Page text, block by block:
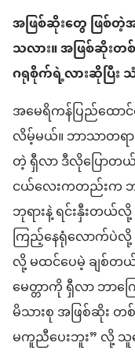
အဖြစ်ဆိုးတွေ ဖြစ်တဲ့
သလား။ အဖြစ်ဆို
ဂရုစိုက်ရဲ့လားဆိုပြီး
အမေရိကန်ပြည်ထောင်
လိမ့်မယ်။ ဘာသာတရား
တဲ့ ရှီလာ ဒီလိုပြောတ
ငယ်လေးကတည်းက ဘု
ဘုရားနဲ့ ရင်းနှီးတယ်
ကြည့်နေရုံလောက်ပဲလို့
လို့ မထင်ပေမဲ့ ချစ်တ
မေတ္တာကို ရှီလာ ဘာ
မိသားစု အဖြစ်ဆိုး တ
မကူညီပေးဘူး” လို့ သူ